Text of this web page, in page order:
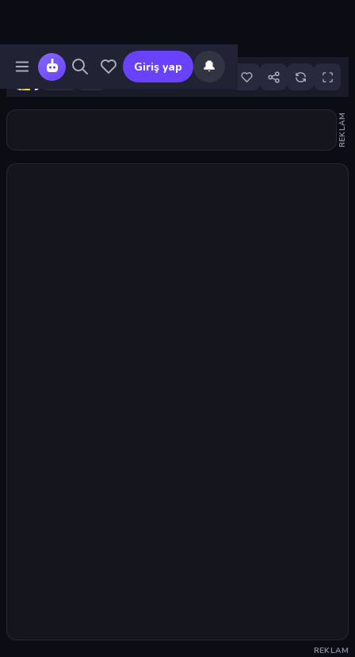
Giriş yap 🔔
7
REKLAM
REKLAM